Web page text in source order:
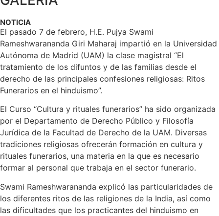
NOTICIA
El pasado 7 de febrero, H.E. Pujya Swami
Rameshwarananda Giri Maharaj impartió en la Universidad
Autónoma de Madrid (UAM) la clase magistral “El
tratamiento de los difuntos y de las familias desde el
derecho de las principales confesiones religiosas: Ritos
Funerarios en el hinduismo”.
El Curso “Cultura y rituales funerarios” ha sido organizada
por el Departamento de Derecho Público y Filosofía
Jurídica de la Facultad de Derecho de la UAM. Diversas
tradiciones religiosas ofrecerán formación en cultura y
rituales funerarios, una materia en la que es necesario
formar al personal que trabaja en el sector funerario.
Swami Rameshwarananda explicó las particularidades de
los diferentes ritos de las religiones de la India, así como
las dificultades que los practicantes del hinduismo en